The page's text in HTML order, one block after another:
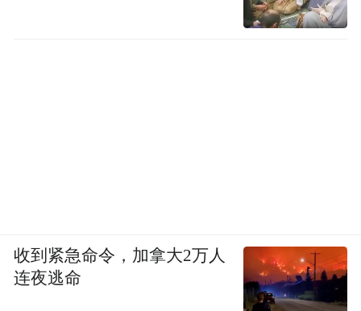
收到紧急命令，加拿大2万人
连夜逃命